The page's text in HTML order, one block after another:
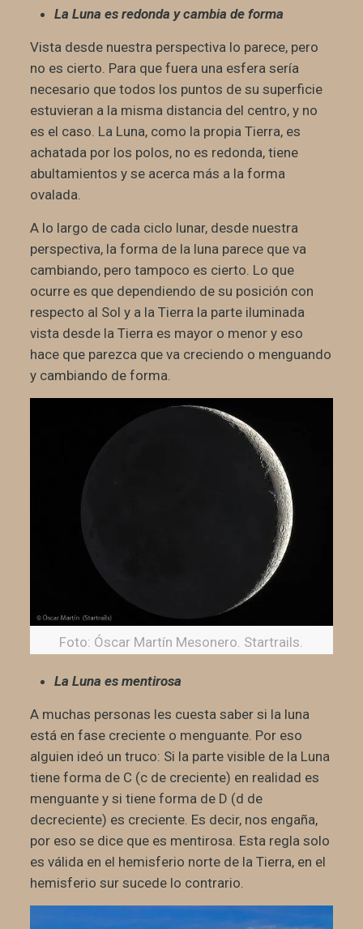
La Luna es redonda y cambia de forma
Vista desde nuestra perspectiva lo parece, pero
no es cierto. Para que fuera una esfera sería
necesario que todos los puntos de su superficie
estuvieran a la misma distancia del centro, y no
es el caso. La Luna, como la propia Tierra, es
achatada por los polos, no es redonda, tiene
abultamientos y se acerca más a la forma
ovalada.
A lo largo de cada ciclo lunar, desde nuestra
perspectiva, la forma de la luna parece que va
cambiando, pero tampoco es cierto. Lo que
ocurre es que dependiendo de su posición con
respecto al Sol y a la Tierra la parte iluminada
vista desde la Tierra es mayor o menor y eso
hace que parezca que va creciendo o menguando
y cambiando de forma.
Foto: Óscar Martín Mesonero. Startrails.
La Luna es mentirosa
A muchas personas les cuesta saber si la luna
está en fase creciente o menguante. Por eso
alguien ideó un truco: Si la parte visible de la Luna
tiene forma de C (c de creciente) en realidad es
menguante y si tiene forma de D (d de
decreciente) es creciente. Es decir, nos engaña,
por eso se dice que es mentirosa. Esta regla solo
es válida en el hemisferio norte de la Tierra, en el
hemisferio sur sucede lo contrario.